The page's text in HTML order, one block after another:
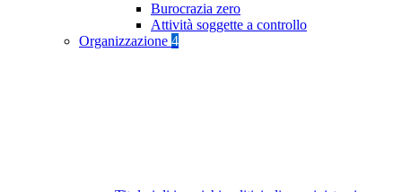
Burocrazia zero
Attività soggette a controllo
Organizzazione 4